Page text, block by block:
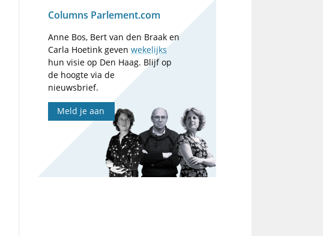
Columns Parlement.com
Anne Bos, Bert van den Braak en
Carla Hoetink gevenwekelijks
hun visie op Den Haag. Blijf op
de hoogte via de
nieuwsbrief.
Meld je aan